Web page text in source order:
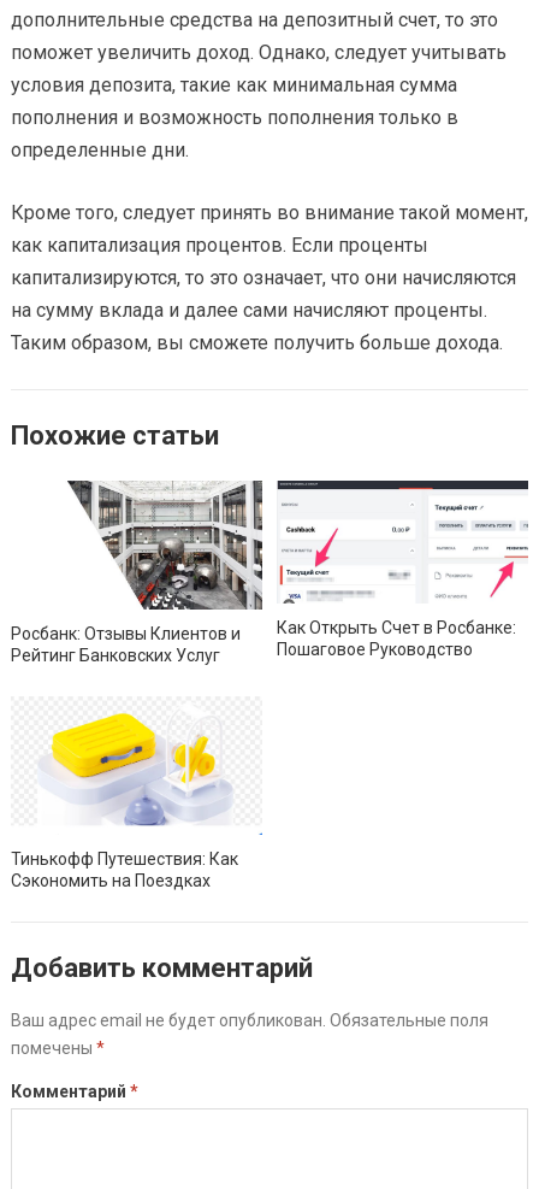
дополнительные средства на депозитный счет, то это
поможет увеличить доход. Однако, следует учитывать
условия депозита, такие как минимальная сумма
пополнения и возможность пополнения только в
определенные дни.
Кроме того, следует принять во внимание такой момент,
как капитализация процентов. Если проценты
капитализируются, то это означает, что они начисляются
на сумму вклада и далее сами начисляют проценты.
Таким образом, вы сможете получить больше дохода.
Похожие статьи
Росбанк: Отзывы Клиентов и
Рейтинг Банковских Услуг
Как Открыть Счет в Росбанке:
Пошаговое Руководство
Тинькофф Путешествия: Как
Сэкономить на Поездках
Добавить комментарий
Ваш адрес email не будет опубликован. Обязательные поля
помечены *
Комментарий *